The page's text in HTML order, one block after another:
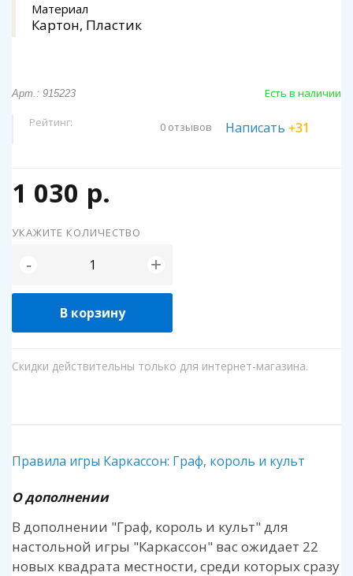
Материал
Картон, Пластик
Арт.: 915223 Есть в наличии
Рейтинг: 0 отзывов Написать +31
1 030 р.
УКАЖИТЕ КОЛИЧЕСТВО
- +
В корзину
Скидки действительны только для интернет-магазина.
Правила игры Каркассон: Граф, король и культ
О дополнении
В дополнении "Граф, король и культ" для
настольной игры "Каркассон" вас ожидает 22
новых квадрата местности, среди которых сразу